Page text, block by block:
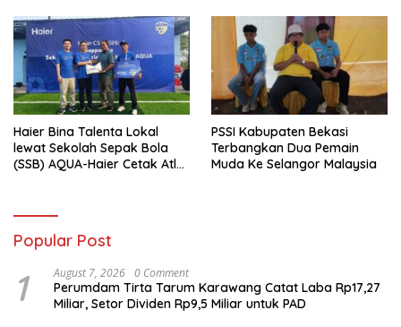
Haier Bina Talenta Lokal
lewat Sekolah Sepak Bola
(SSB) AQUA-Haier Cetak Atlet
PSSI Kabupaten Bekasi
Terbangkan Dua Pemain
Muda Ke Selangor Malaysia
Popular Post
1 August 7, 2026 0 Comment
Perumdam Tirta Tarum Karawang Catat Laba Rp17,27
Miliar, Setor Dividen Rp9,5 Miliar untuk PAD